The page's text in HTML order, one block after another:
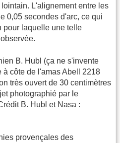
L'alignement entre les
0,05 secondes d'arc, ce qui
pour laquelle une telle
B. Hubl (ça ne s'invente
à côte de l'amas Abell 2218
très ouvert de 30 centimètres
photographié par le
B. Hubl et Nasa :
provençales des